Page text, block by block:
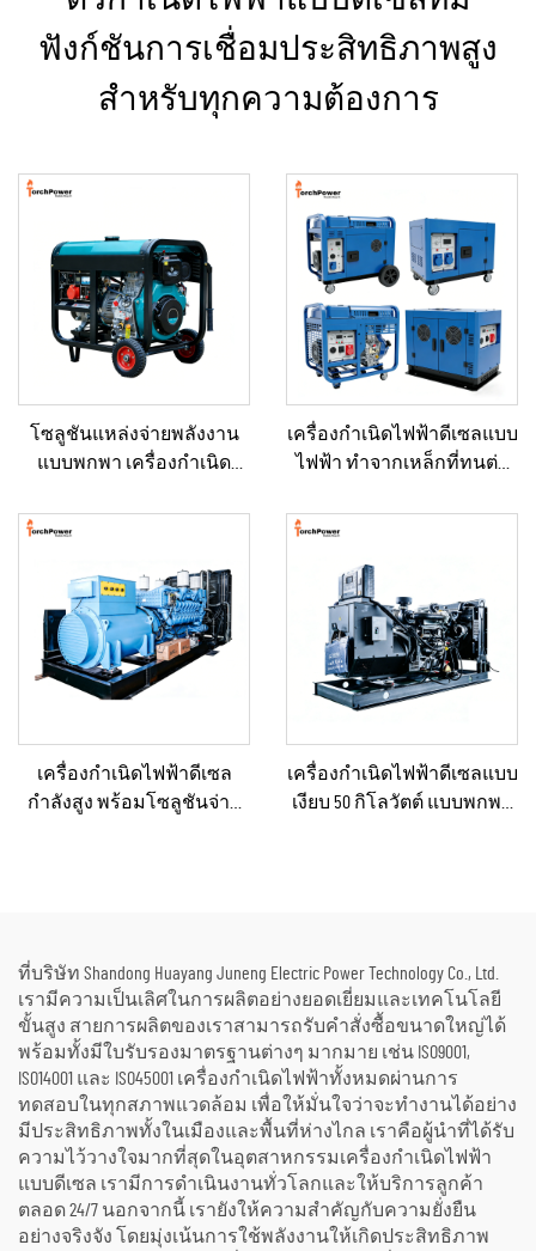
ฟังก์ชันการเชื่อมประสิทธิภาพสูง
สำหรับทุกความต้องการ
โซลูชันแหล่งจ่ายพลังงาน
แบบพกพา เครื่องกำเนิด
วัตต์ สำหรับบ้าน/ร้านค้า/
ฉุกเฉิน
เครื่องกำเนิดไฟฟ้าดีเซลแบบ
ไฟฟ้า ทำจากเหล็กที่ทนต่อ
กระแทก สำหรับใช้เป็น
เครื่องกำเนิดไฟฟ้าดีเซล
กำลังสูง พร้อมโซลูชันจ่าย
เครื่องกำเนิดไฟฟ้าดีเซลแบบ
เงียบ 50 กิโลวัตต์ แบบพกพา
ที่บริษัท Shandong Huayang Juneng Electric Power Technology Co., Ltd.
เรามีความเป็นเลิศในการผลิตอย่างยอดเยี่ยมและเทคโนโลยี
ขั้นสูง สายการผลิตของเราสามารถรับคำสั่งซื้อขนาดใหญ่ได้
พร้อมทั้งมีใบรับรองมาตรฐานต่างๆ มากมาย เช่น ISO9001,
ISO14001 และ ISO45001 เครื่องกำเนิดไฟฟ้าทั้งหมดผ่านการ
ทดสอบในทุกสภาพแวดล้อม เพื่อให้มั่นใจว่าจะทำงานได้อย่าง
มีประสิทธิภาพทั้งในเมืองและพื้นที่ห่างไกล เราคือผู้นำที่ได้รับ
ความไว้วางใจมากที่สุดในอุตสาหกรรมเครื่องกำเนิดไฟฟ้า
แบบดีเซล เรามีการดำเนินงานทั่วโลกและให้บริการลูกค้า
ตลอด 24/7 นอกจากนี้ เรายังให้ความสำคัญกับความยั่งยืน
อย่างจริงจัง โดยมุ่งเน้นการใช้พลังงานให้เกิดประสิทธิภาพ